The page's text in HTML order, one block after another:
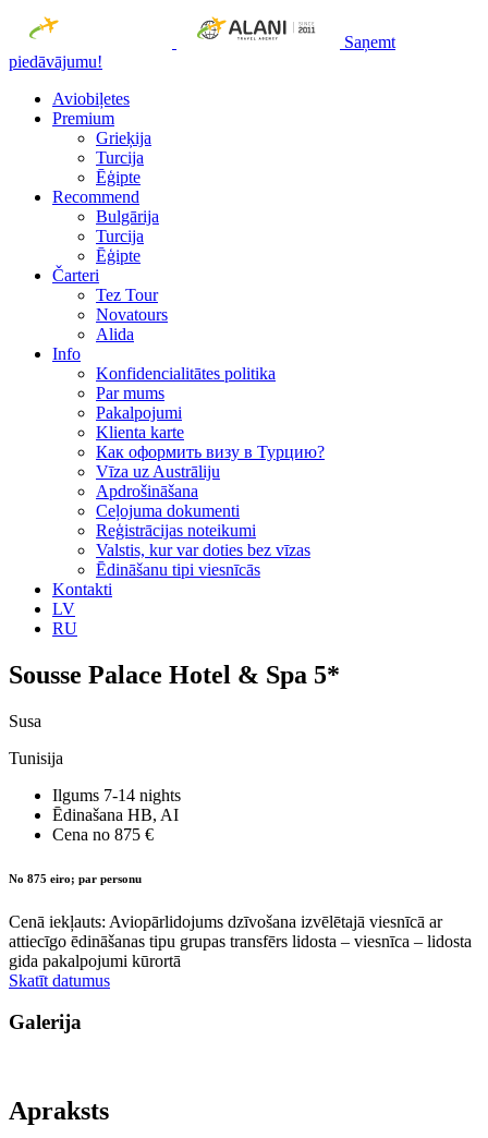
Saņemt
piedāvājumu!
Aviobiļetes
Premium
Grieķija
Turcija
Ēģipte
Recommend
Bulgārija
Turcija
Ēģipte
Čarteri
Tez Tour
Novatours
Alida
Info
Konfidencialitātes politika
Par mums
Рakalpojumi
Klienta karte
Как оформить визу в Турцию?
Vīza uz Austrāliju
Apdrošināšana
Ceļojuma dokumenti
Reģistrācijas noteikumi
Valstis, kur var doties bez vīzas
Ēdināšanu tipi viesnīcās
Kontakti
LV
RU
Sousse Palace Hotel & Spa 5*
Susa
Tunisija
Ilgums 7-14 nights
Ēdinašana HB, AI
Cena no 875 €
No 875 eiro; par personu
Cenā iekļauts: Aviopārlidojums dzīvošana izvēlētajā viesnīcā ar
attiecīgo ēdināšanas tipu grupas transfērs lidosta – viesnīca – lidosta
gida pakalpojumi kūrortā
Skatīt datumus
Galerija
Apraksts